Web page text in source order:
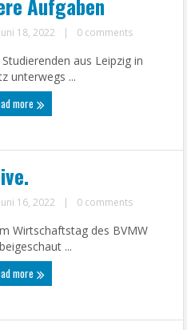
Aufgaben
18, 2022 | 0 comments
aus Leipzig in
unterwegs ...
more
16, 2022 | 0 comments
Wirtschaftstag des BVMW
...
more